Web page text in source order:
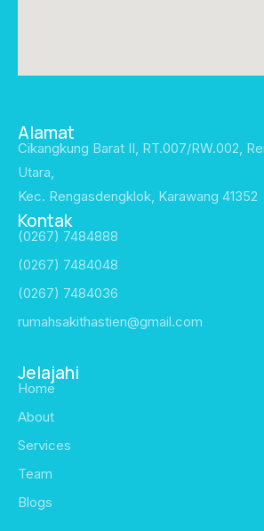
Alamat
Cikangkung Barat II, RT.007/RW.002,
Utara,
Kec. Rengasdengklok, Karawang 41352
Kontak
(0267) 7484888
(0267) 7484048
(0267) 7484036
rumahsakithastien@gmail.com
Jelajahi
Home
About
Services
Team
Blogs